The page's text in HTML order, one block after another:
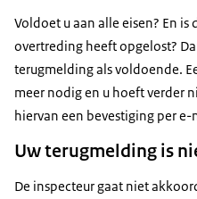
Voldoet u aan alle eisen? En
overtreding heeft opgelost?
terugmelding als voldoende.
meer nodig en u hoeft verder
hiervan een bevestiging per e-
Uw terugmelding is
De inspecteur gaat niet